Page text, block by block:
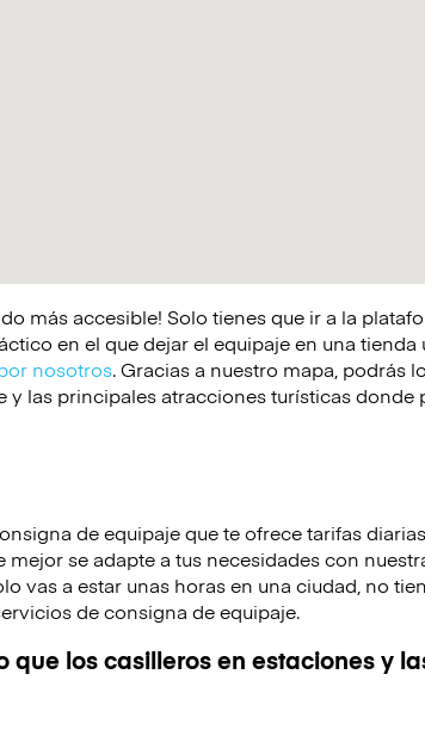
más accesible! Solo tienes que ir a la
en el que dejar el equipaje en una tienda
nosotros. Gracias a nuestro mapa, podrás
y las principales atracciones turísticas donde
de equipaje que te ofrece tarifas
se adapte a tus necesidades con
vas a estar unas horas en una ciudad, no
de consigna de equipaje.
los casilleros en estaciones y